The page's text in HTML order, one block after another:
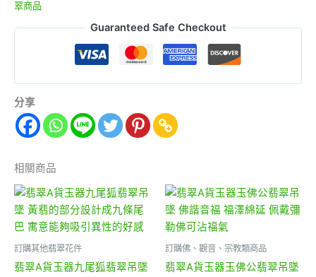
翠商品
Guaranteed Safe Checkout
分享
相關商品
訂購其他翡翠花件
翡翠A貨玉器九尾狐翡翠吊墜
訂購佛、觀音、宗教類商品
翡翠A貨玉器玉佛公翡翠吊墜